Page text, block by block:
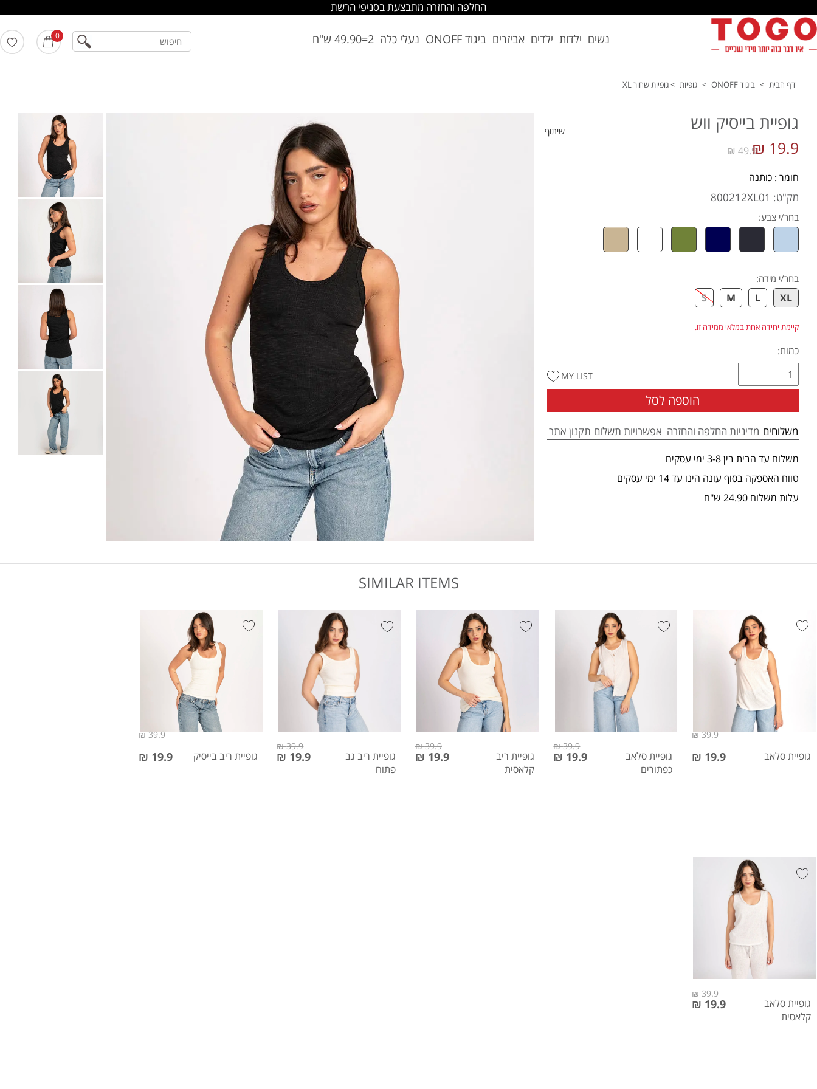
החלפה והחזרה מתבצעת בסניפי הרשת
נשים ילדות ילדים אביזרים ביגוד ONOFF נעלי כלה 2=49.90 ש"ח 0 חיפוש
דף הבית > ביגוד ONOFF > גופיות >גופיות שחור XL
שיתוף גופיית בייסיק ווש
19.9 ₪
49.9 ₪
חומר : כותנה
מק"ט: 800212XL01
בחר/י צבע:
בחר/י מידה:
XL
L
M
S
קיימת יחידה אחת במלאי ממידה זו.
כמות:
הוספה לסל
MY LIST
משלוחים מדיניות החלפה והחזרה אפשרויות תשלום תקנון אתר
משלוח עד הבית בין 3-8 ימי עסקים
טווח האספקה בסוף עונה הינו עד 14 ימי עסקים
עלות משלוח 24.90 ש"ח
SIMILAR ITEMS
גופיית סלאב 19.9 ₪
39.9 ₪
גופיית סלאב
כפתורים
19.9 ₪
39.9 ₪
גופיית ריב
קלאסית
19.9 ₪
39.9 ₪
גופיית ריב גב
פתוח
19.9 ₪
39.9 ₪
גופיית ריב בייסיק 19.9 ₪
39.9 ₪
גופיית סלאב
קלאסית
19.9 ₪
39.9 ₪